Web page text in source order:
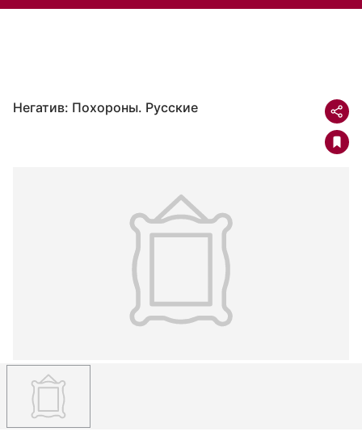
Негатив: Похороны. Русские